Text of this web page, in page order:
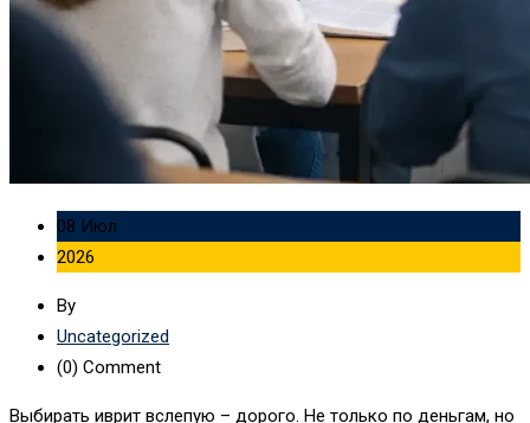
08 Июл
2026
By
Uncategorized
(0) Comment
Выбирать иврит вслепую – дорого. Не только по деньгам, но